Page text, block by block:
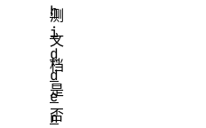
测
文
档
是
否
h
i
d
d
e
n